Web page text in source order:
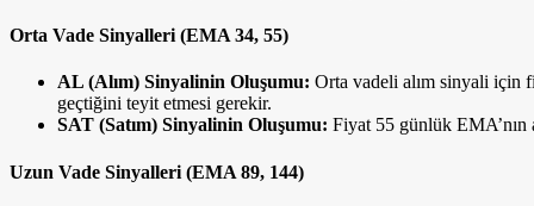
Orta Vade Sinyalleri (EMA 34, 55)
AL (Alım) Sinyalinin Oluşumu: Orta vadeli alım sinyali için
geçtiğini teyit etmesi gerekir.
SAT (Satım) Sinyalinin Oluşumu: Fiyat 55 günlük EMA’nın
Uzun Vade Sinyalleri (EMA 89, 144)